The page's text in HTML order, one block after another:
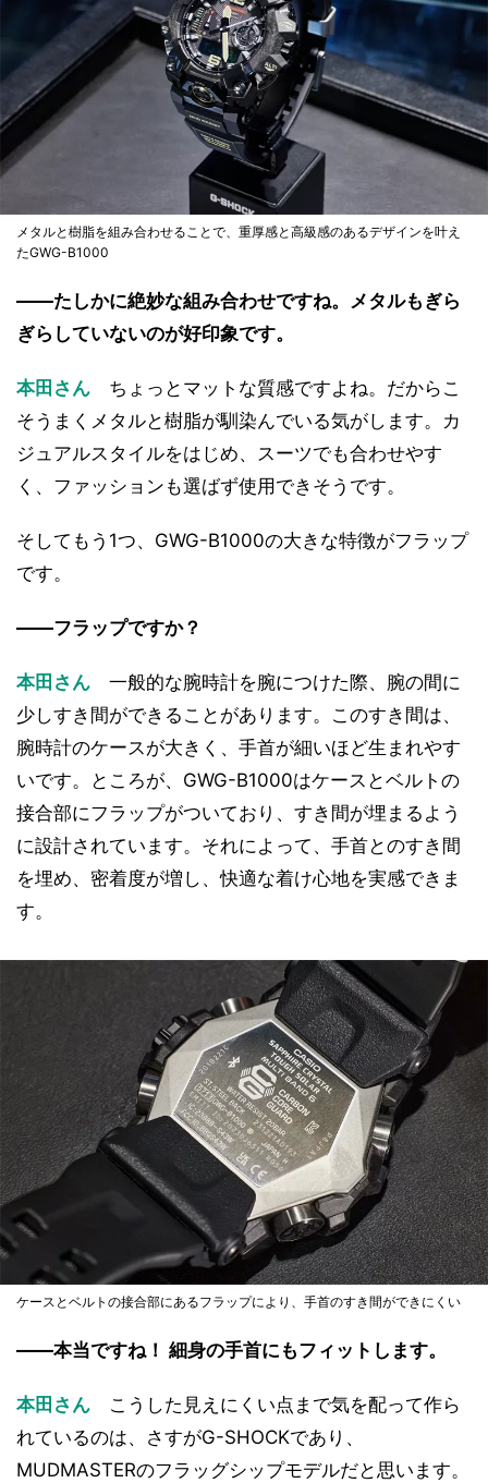
メタルと樹脂を組み合わせることで、重厚感と高級感のあるデザインを叶え
たGWG-B1000
――たしかに絶妙な組み合わせですね。メタルもぎら
ぎらしていないのが好印象です。
本田さん ちょっとマットな質感ですよね。だからこ
そうまくメタルと樹脂が馴染んでいる気がします。カ
ジュアルスタイルをはじめ、スーツでも合わせやす
く、ファッションも選ばず使用できそうです。
そしてもう1つ、GWG-B1000の大きな特徴がフラップ
です。
――フラップですか？
本田さん 一般的な腕時計を腕につけた際、腕の間に
少しすき間ができることがあります。このすき間は、
腕時計のケースが大きく、手首が細いほど生まれやす
いです。ところが、GWG-B1000はケースとベルトの
接合部にフラップがついており、すき間が埋まるよう
に設計されています。それによって、手首とのすき間
を埋め、密着度が増し、快適な着け心地を実感できま
す。
ケースとベルトの接合部にあるフラップにより、手首のすき間ができにくい
――本当ですね！ 細身の手首にもフィットします。
本田さん こうした見えにくい点まで気を配って作ら
れているのは、さすがG-SHOCKであり、
MUDMASTERのフラッグシップモデルだと思います。